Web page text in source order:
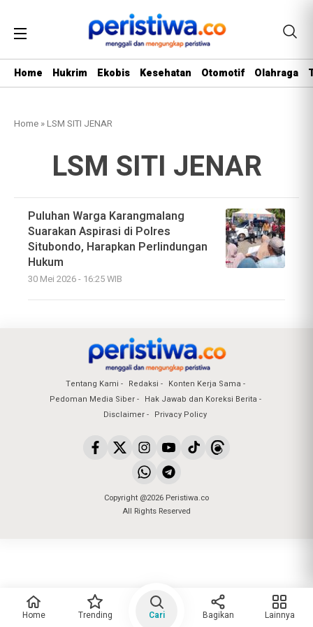
Home Hukrim Ekobis Kesehatan Otomotif Olahraga
Home »LSM SITI JENAR
LSM SITI JENAR
Puluhan Warga Karangmalang
Suarakan Aspirasi di Polres
Situbondo, Harapkan Perlindungan
Hukum
30 Mei 2026 - 16:25 WIB
Tentang Kami Redaksi
Konten Kerja Sama
Pedoman Media Siber
Hak Jawab dan Koreksi Berita
Disclaimer
Privacy Policy
Copyright @2026 Peristiwa.co
All Rights Reserved
Home Trending Cari Bagikan Lainnya